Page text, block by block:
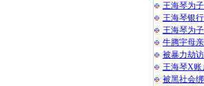
王海琴为
王海琴银
王海琴为
牛腾宇母
被暴力劫
王海琴X账
被黑社会